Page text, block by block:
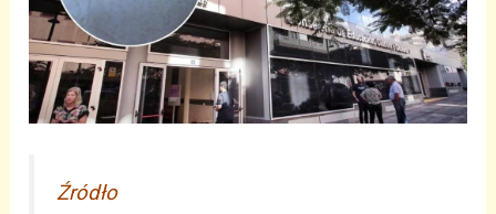
Źródło